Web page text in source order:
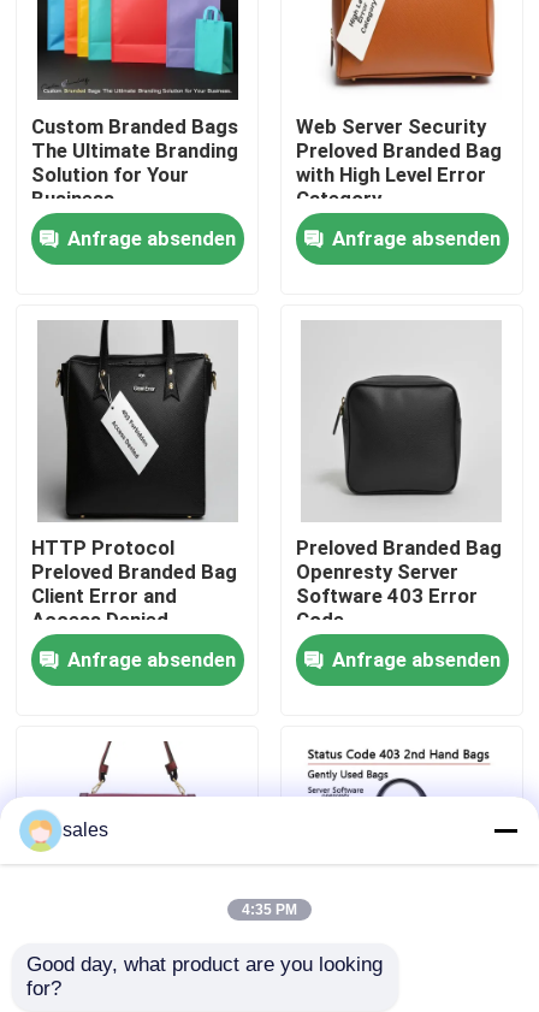
Produkte
Videos
Über uns
Fabrik-Ausflug
Treten Sie mit uns in Verbindung
Nachrichten
Blog
Custom Branded Bags
The Ultimate Branding
Solution for Your
Business
Anfrage absenden
Web Server Security
Preloved Branded Bag
with High Level Error
Category
Anfrage absenden
HTTP Protocol
Preloved Branded Bag
Client Error and
Access Denied
Occurrence
Anfrage absenden
Preloved Branded Bag
Openresty Server
Software 403 Error
Code
Anfrage absenden
Upgrade Your Style
with Preloved Branded
Status Code 403 2nd
sales
4:35 PM
Good day, what product are you looking
for?